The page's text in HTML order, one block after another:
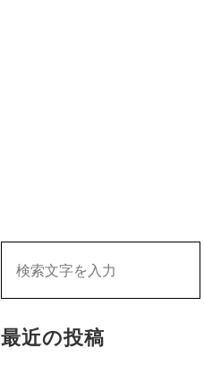
最近の投稿